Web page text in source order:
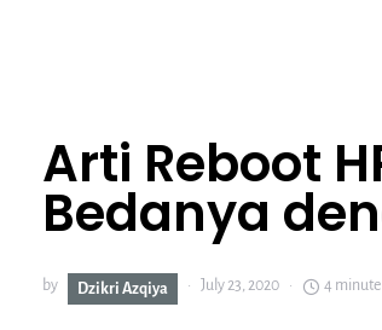
Arti Reboot
Bedanya
by Dzikri Azqiya July 23, 2020 4